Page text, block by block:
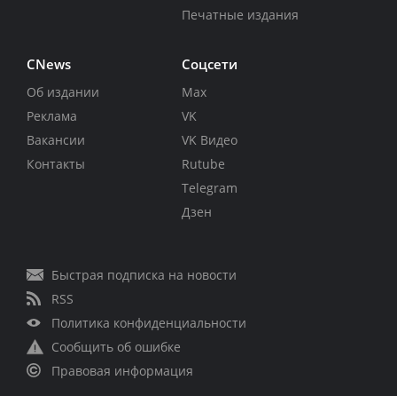
Печатные издания
CNews
Об издании
Реклама
Вакансии
Контакты
Соцсети
Max
VK
VK Видео
Rutube
Telegram
Дзен
Быстрая подписка на новости
RSS
Политика конфиденциальности
Сообщить об ошибке
Правовая информация